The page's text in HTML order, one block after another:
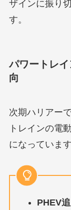
ザインに振り
す。
パワートレ
向
次期ハリアー
トレインの電
になっています
PHEV